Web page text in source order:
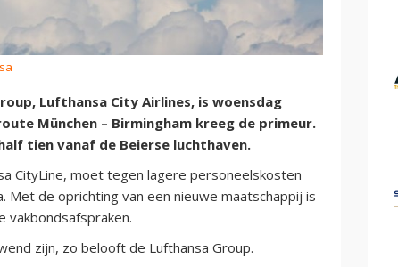
Lufthansa City Airlines, is woensdag
München – Birmingham kreeg de primeur.
tien vanaf de Beierse luchthaven.
CityLine, moet tegen lagere personeelskosten
de oprichting van een nieuwe maatschappij is
vakbondsafspraken.
zijn, zo belooft de Lufthansa Group.